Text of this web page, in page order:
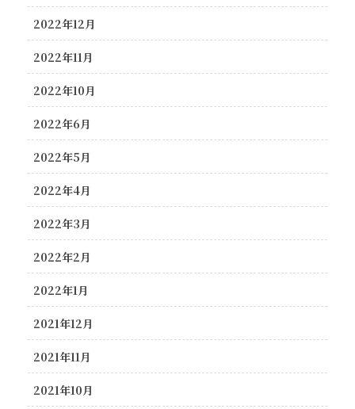
2022年12月
2022年11月
2022年10月
2022年6月
2022年5月
2022年4月
2022年3月
2022年2月
2022年1月
2021年12月
2021年11月
2021年10月